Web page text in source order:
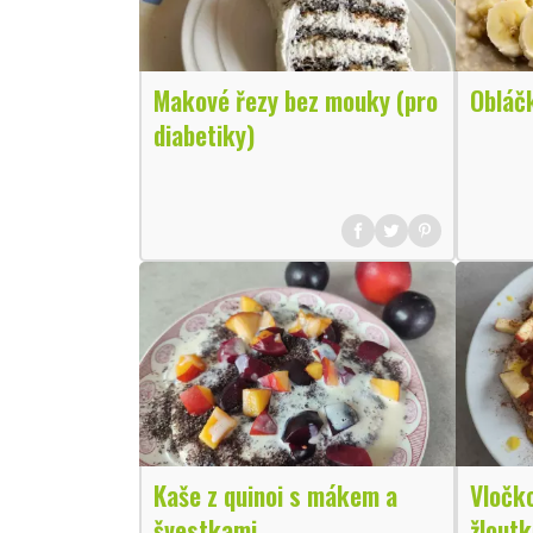
Makové řezy bez mouky (pro
diabetiky)
Kaše z quinoi s mákem a